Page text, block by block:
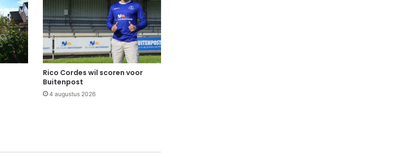
Rico Cordes wil scoren voor
Buitenpost
4 augustus 2026